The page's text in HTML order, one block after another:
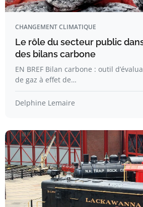
CHANGEMENT CLIMATIQUE
Le rôle du secteur public
des bilans carbone
EN BREF Bilan carbone : outil
de gaz à effet de…
Delphine Lemaire